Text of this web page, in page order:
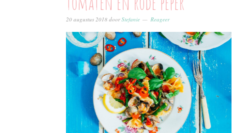
20 augustus 2018 doorStefanie Reageer